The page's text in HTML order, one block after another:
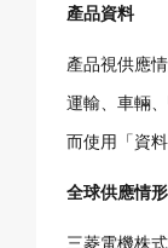
產品資料
產品視供應
運輸、車輛
而使用「資
全球供應情形
三菱電機株